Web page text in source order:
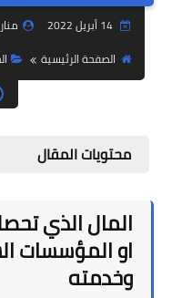
14 أبريل 2022
الصفحة الرئيسية
محتويات المقال
المال الذي
او المؤسسات
وخدمته